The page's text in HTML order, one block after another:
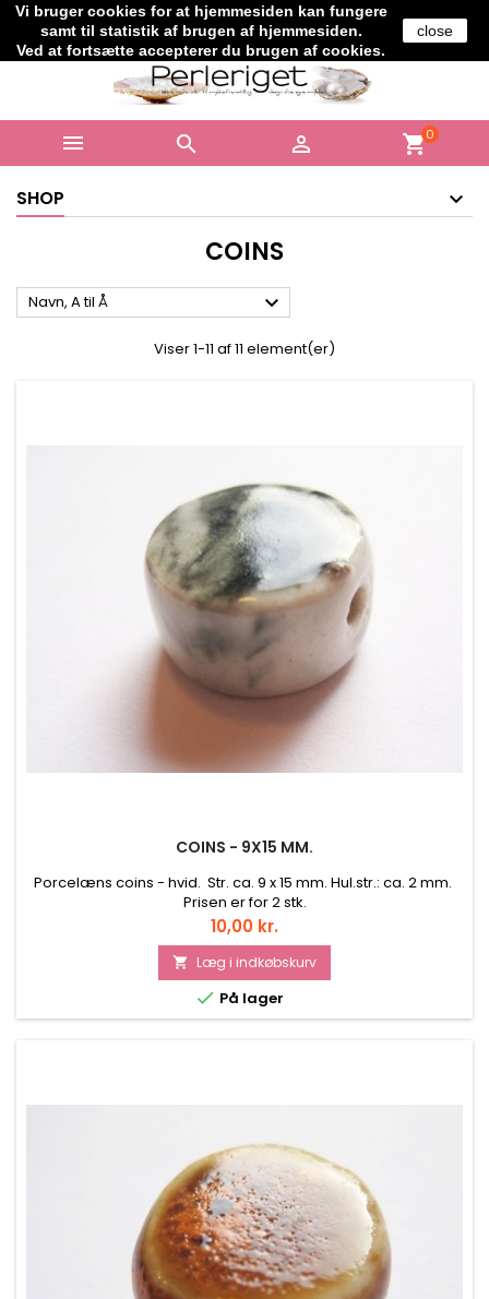
Vi bruger cookies for at hjemmesiden kan fungere
samt til statistik af brugen af hjemmesiden.
Ved at fortsætte accepterer du brugen af cookies.
close
Telefon: +45 61706364
   shopping_cart0
SHOP
COINS
Navn, A til Å 
Viser 1-11 af 11 element(er)
COINS - 9X15 MM.
Porcelæns coins - hvid. Str. ca. 9 x 15 mm. Hul.str.: ca. 2 mm.
Prisen er for 2 stk.
Pris
10,00 kr.
 Læg i indkøbskurv
 På lager